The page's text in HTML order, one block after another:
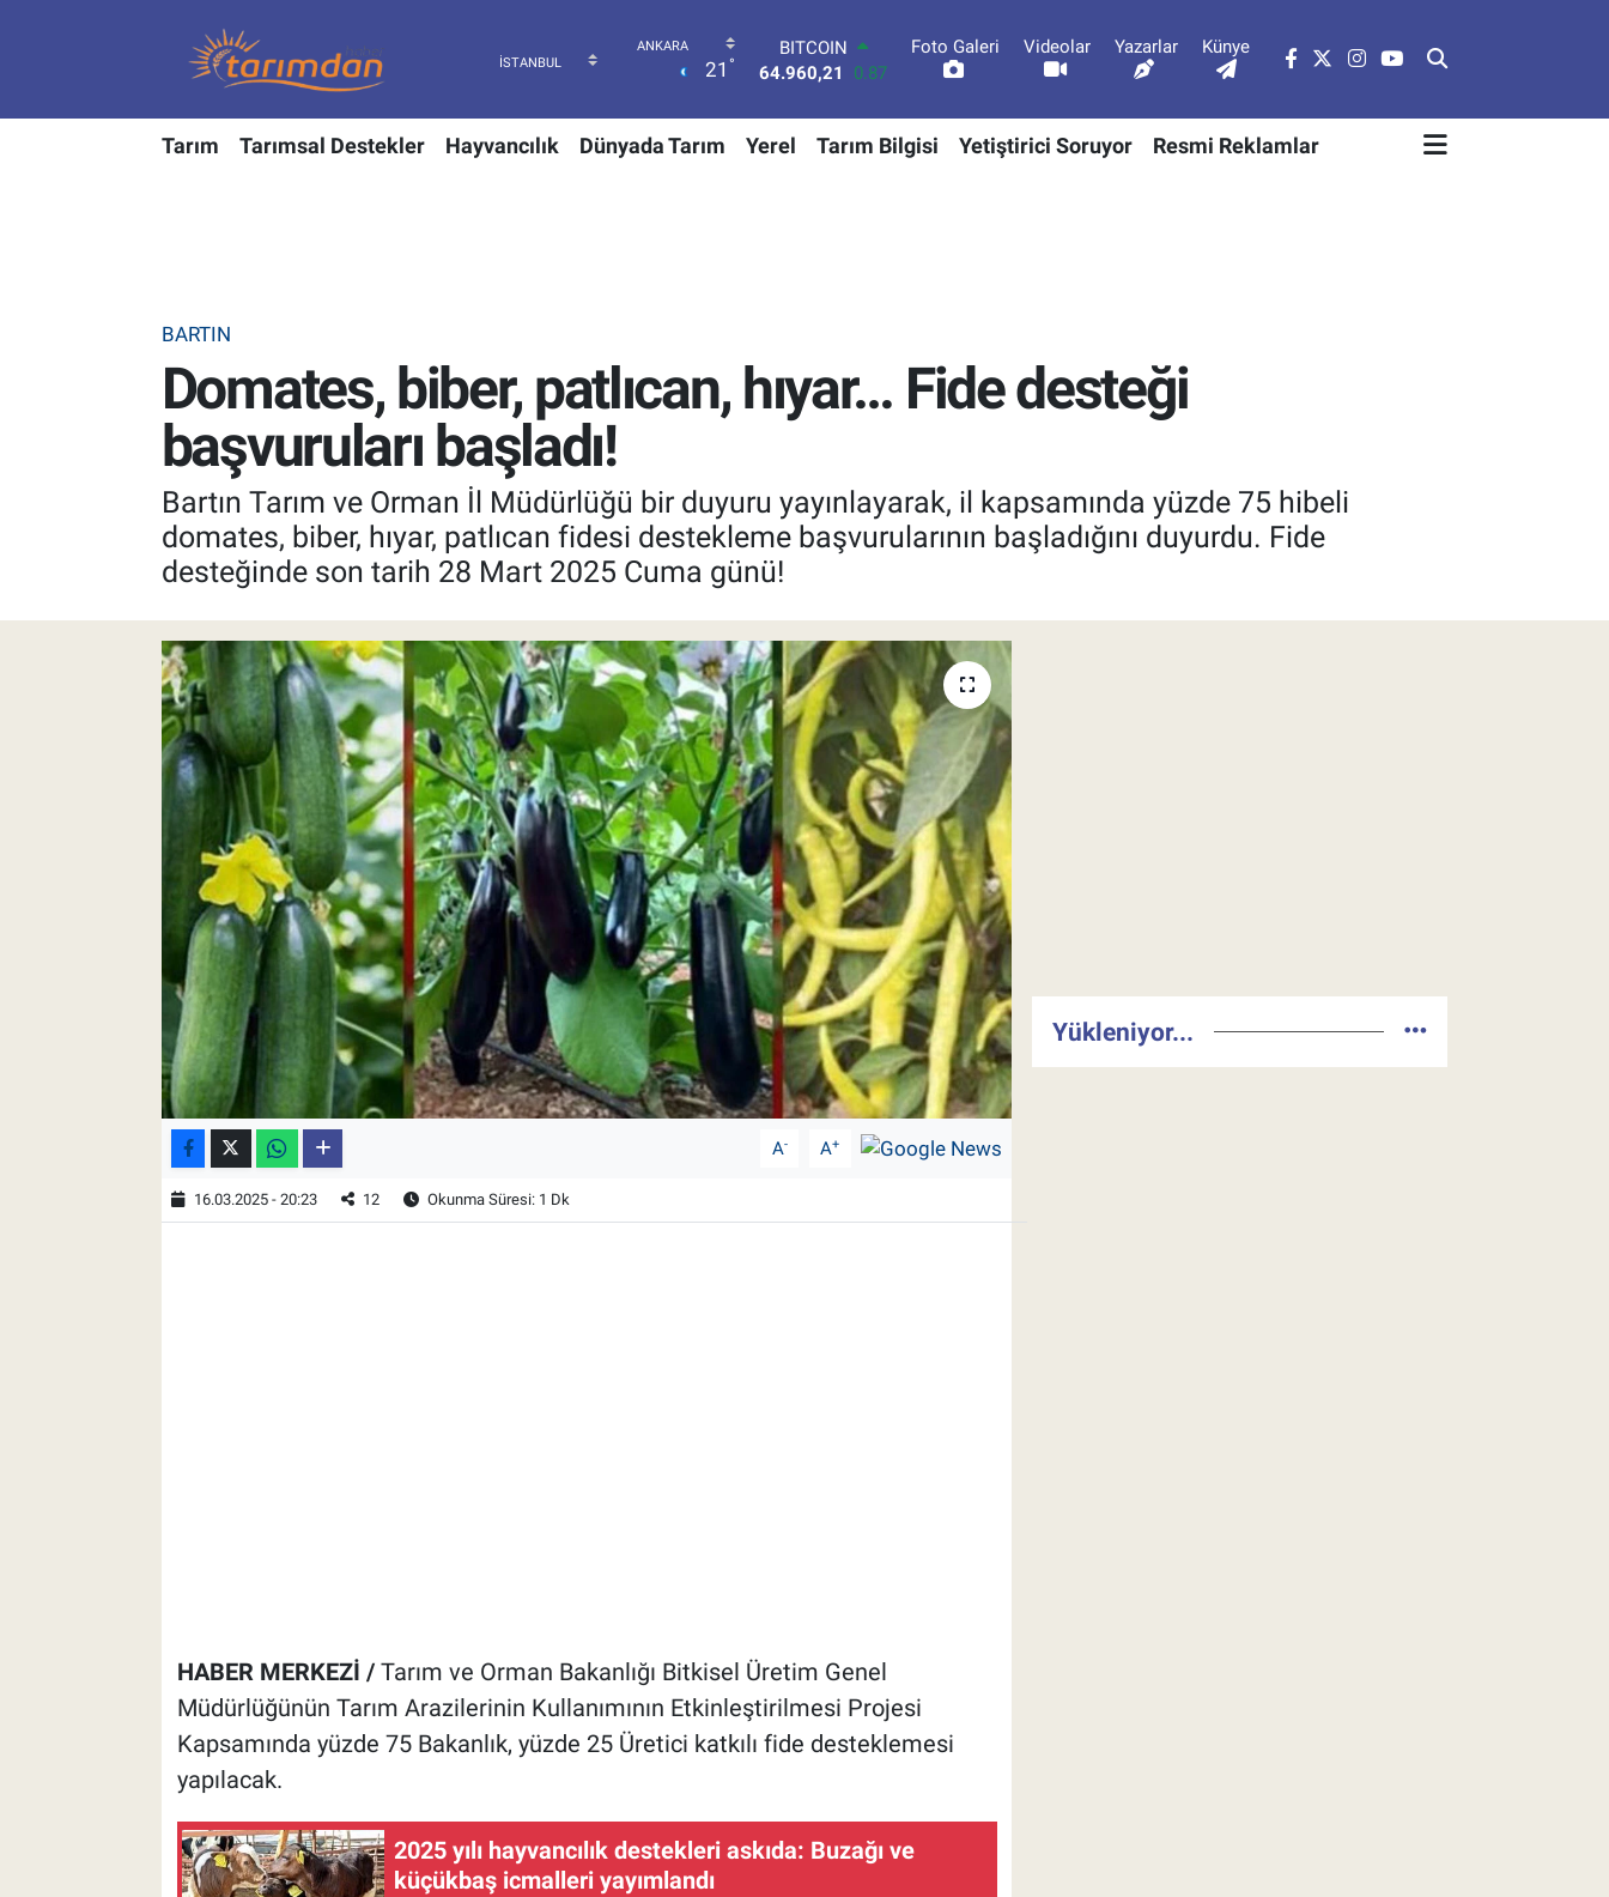
21 °
DOLAR
47,7436
0.18
55,2510 0.32
STERLİN
Foto Galeri Videolar Yazarlar Künye
Tarım Tarımsal Destekler Hayvancılık Dünyada Tarım Yerel Tarım Bilgisi Yetiştirici Soruyor Resmi Reklamlar
BARTIN
Domates, biber, patlıcan, hıyar… Fide desteği
başvuruları başladı!
Bartın Tarım ve Orman İl Müdürlüğü bir duyuru yayınlayarak, il kapsamında yüzde 75 hibeli
domates, biber, hıyar, patlıcan fidesi destekleme başvurularının başladığını duyurdu. Fide
desteğinde son tarih 28 Mart 2025 Cuma günü!
A- A+
16.03.2025 - 20:23 12 Okunma Süresi: 1 Dk
HABER MERKEZİ / Tarım ve Orman Bakanlığı Bitkisel Üretim Genel
Müdürlüğünün Tarım Arazilerinin Kullanımının Etkinleştirilmesi Projesi
Kapsamında yüzde 75 Bakanlık, yüzde 25 Üretici katkılı fide desteklemesi
yapılacak.
2025 yılı hayvancılık destekleri askıda: Buzağı ve
küçükbaş icmalleri yayımlandı
Yükleniyor...
Hayvancılık
Tarımsal Destekler
Tarım Bakanlığı
Tarım Kredi Kooperatifleri
Pankobirlik
Et fiyatları
Tarım Bilgisi
Yetiştirici Soruyor
Dünyada Tarım
Üretici Birlikleri
Şeker ve Şekerli Mamüller
Tahıllar ve Baklagiller
Nöbetçi Eczaneler
Hava Durumu
Tüm Manşetler
Son Dakika Haberleri
Haber Arşivi